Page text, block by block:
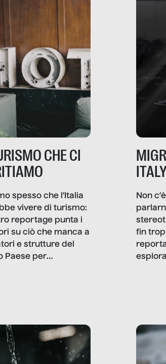
CHE CI
spesso che l’Italia
vivere di turismo:
reportage punta i
su ciò che manca a
e strutture del
Paese per
Non
fin